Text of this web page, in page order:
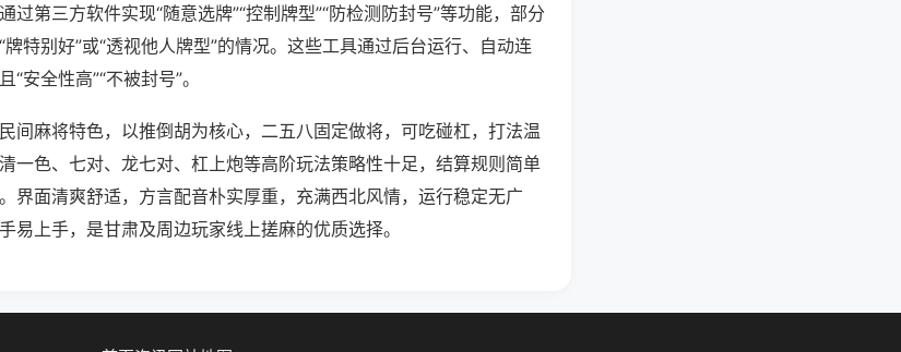
过第三方软件实现“随意选牌”“控制牌型”“防检测防封号”等功能，部分
特别好”或“透视他人牌型”的情况。这些工具通过后台运行、自动连
安全性高”“不被封号”。
间麻将特色，以推倒胡为核心，二五八固定做将，可吃碰杠，打法温
一色、七对、龙七对、杠上炮等高阶玩法策略性十足，结算规则简单
界面清爽舒适，方言配音朴实厚重，充满西北风情，运行稳定无广
易上手，是甘肃及周边玩家线上搓麻的优质选择。